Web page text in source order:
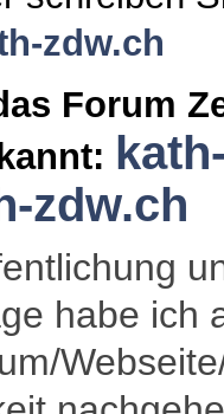
zdw.ch
Forum
zdw.ch
habe ich